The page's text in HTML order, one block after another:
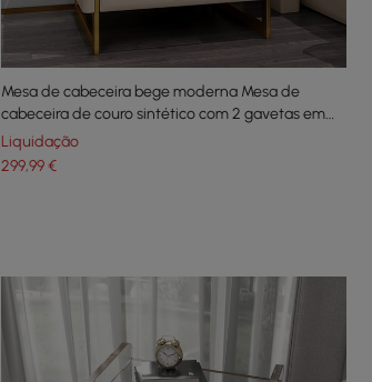
Mesa de cabeceira bege moderna Mesa de
cabeceira de couro sintético com 2 gavetas em
ouro
Liquidação
299,99€